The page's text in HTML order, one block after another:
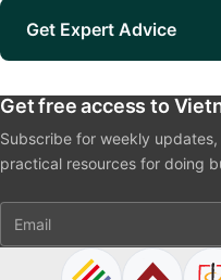
Get Expert Advice
Get free access to
Subscribe for weekly
practical resources for doing
Email